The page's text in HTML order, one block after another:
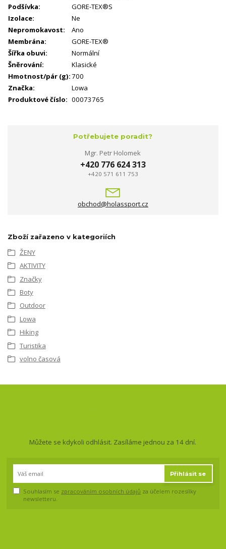
Podšívka:
GORE-TEX®S
Izolace:
Ne
Nepromokavost:
Ano
Membrána:
GORE-TEX®
Šířka obuvi:
Normální
Šněrování:
Klasické
Hmotnost/pár (g):700
Značka:
Lowa
Produktové číslo: 00073765
Potřebujete poradit?
Mgr. Petr Holomek
+420 776 624 313
+420 571 611 753
obchod@holassport.cz
Zboží zařazeno v kategoriích
ŽENY
AKTIVITY
Značky
Boty
Outdoor
Lowa
Hiking
Turistika
volno časová
Můžete se kdykoli odhlásit. Zasíláme jednou za 14 dní.
Přihlásit se
Souhlasím se zpracováním osobních údajů za účelem rozesílky
newsletteru.